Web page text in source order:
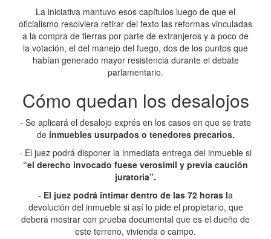
La iniciativa mantuvo esos capítulos luego de que el
oficialismo resolviera retirar del texto las reformas vinculadas
a la compra de tierras por parte de extranjeros y a poco de
la votación, el del manejo del fuego, dos de los puntos que
habían generado mayor resistencia durante el debate
parlamentario.
Cómo quedan los desalojos
- Se aplicará el desalojo exprés en los casos en que se trate
de inmuebles usurpados o tenedores precarios.
- El juez podrá disponer la inmediata entrega del inmueble si
“el derecho invocado fuese verosímil y previa caución
juratoria”.
- El juez podrá intimar dentro de las 72 horas la
devolución del inmueble si así lo pide el propietario, que
deberá mostrar con prueba documental que es el dueño de
este terreno, vivienda o campo.